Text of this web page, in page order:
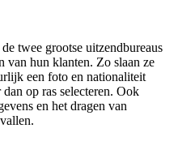
twee grootse uitzendbureaus
van hun klanten. Zo slaan ze
een foto en nationaliteit
op ras selecteren. Ook
en het dragen van